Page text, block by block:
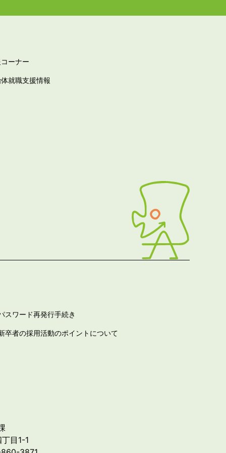
ーナー
就職支援情報
スワード再発行手続き
卒者の採用活動のポイントについて
目1-1